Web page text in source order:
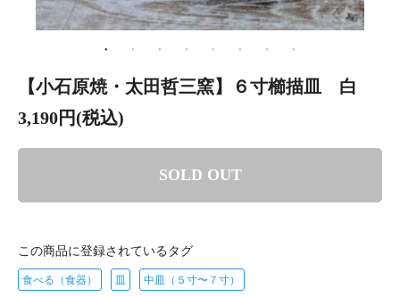
【小石原焼・太田哲三窯】６寸櫛描皿 白
3,190円(税込)
SOLD OUT
この商品に登録されているタグ
食べる（食器） 皿 中皿（５寸〜７寸）